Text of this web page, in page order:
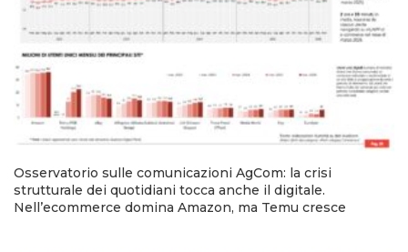
Osservatorio sulle comunicazioni AgCom: la crisi
strutturale dei quotidiani tocca anche il digitale.
Nell’ecommerce domina Amazon, ma Temu cresce